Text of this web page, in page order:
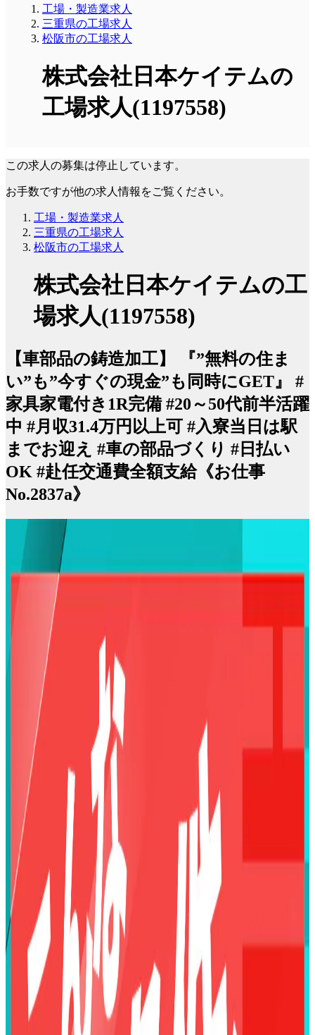
工場・製造業求人
三重県の工場求人
松阪市の工場求人
株式会社日本ケイテムの
工場求人(1197558)
この求人の募集は停止しています。
お手数ですが他の求人情報をご覧ください。
工場・製造業求人
三重県の工場求人
松阪市の工場求人
株式会社日本ケイテムの工
場求人(1197558)
【車部品の鋳造加工】 『”無料の住ま
い”も”今すぐの現金”も同時にGET』 #
家具家電付き1R完備 #20～50代前半活躍
中 #月収31.4万円以上可 #入寮当日は駅
までお迎え #車の部品づくり #日払い
OK #赴任交通費全額支給《お仕事
No.2837a》